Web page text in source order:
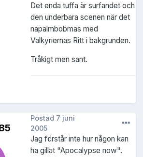
Det enda tuffa är surfandet och
den underbara scenen när det
napalmbobmas med
Valkyriernas Ritt i bakgrunden.
Tråkigt men sant.
Postad 7 juni
2005
Jag förstår inte hur någon kan
ha gillat "Apocalypse now".